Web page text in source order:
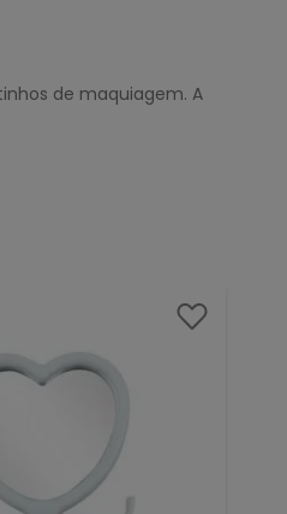
de maquiagem. A